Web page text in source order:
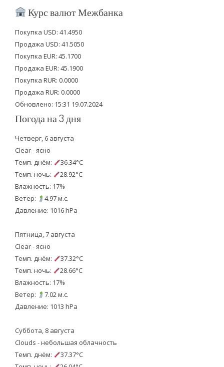
i
t
e
r
c
b
o
o
k
u
u
b
e
Курс валют Межбанка
Покупка USD: 41.4950
Продажа USD: 41.5050
Покупка EUR: 45.1700
Продажа EUR: 45.1900
Покупка RUR: 0.0000
Продажа RUR: 0.0000
Обновлено: 15:31 19.07.2024
Погода на 3 дня
Четверг, 6 августа
Clear - ясно
Темп. днём:
36.34°C
Темп. ночь:
28.92°C
Влажность: 17%
Ветер:
4.97 м.с.
Давление: 1016 hPa
Пятница, 7 августа
Clear - ясно
Темп. днём:
37.32°C
Темп. ночь:
28.66°C
Влажность: 17%
Ветер:
7.02 м.с.
Давление: 1013 hPa
Суббота, 8 августа
Clouds - небольшая облачность
Темп. днём:
37.37°C